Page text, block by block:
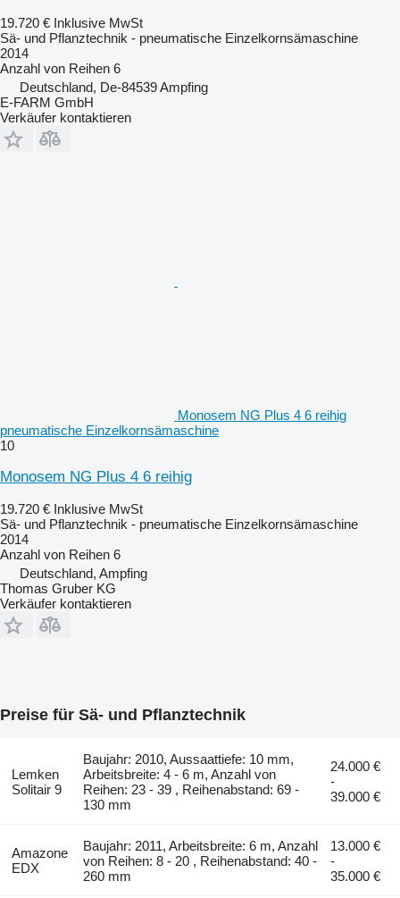
19.720 € Inklusive MwSt
Sä- und Pflanztechnik - pneumatische Einzelkornsämaschine
2014
Anzahl von Reihen 6
Deutschland, De-84539 Ampfing
E-FARM GmbH
Verkäufer kontaktieren
Monosem NG Plus 4 6 reihig
pneumatische Einzelkornsämaschine
10
Monosem NG Plus 4 6 reihig
19.720 € Inklusive MwSt
Sä- und Pflanztechnik - pneumatische Einzelkornsämaschine
2014
Anzahl von Reihen 6
Deutschland, Ampfing
Thomas Gruber KG
Verkäufer kontaktieren
Preise für Sä- und Pflanztechnik
Lemken
Solitair 9
Baujahr: 2010, Aussaattiefe: 10 mm,
Arbeitsbreite: 4 - 6 m, Anzahl von
Reihen: 23 - 39 , Reihenabstand: 69 -
130 mm
24.000 €
-
39.000 €
Amazone
EDX
Baujahr: 2011, Arbeitsbreite: 6 m, Anzahl
von Reihen: 8 - 20 , Reihenabstand: 40 -
260 mm
13.000 €
-
35.000 €